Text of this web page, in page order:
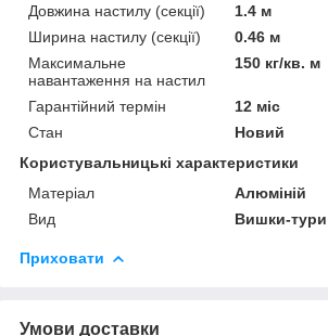
Довжина настилу (секції)
1.4 м
Ширина настилу (секції)
0.46 м
Максимальне
навантаження на настил
150 кг/кв. м
Гарантійний термін
12 міс
Стан
Новий
Користувальницькі характеристики
Матеріал
Алюміній
Вид
Вишки-тури
Приховати
Умови доставки